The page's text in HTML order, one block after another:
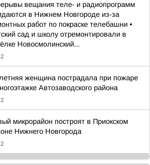
вещания теле- и радиопрограмм
в Нижнем Новгороде из-за
работ по покраске телебашни •
сад и школу отремонтировали в
Новосмолинский...
женщина пострадала при пожаре
Автозаводского района
микрорайон построят в Приокском
Нижнего Новгорода